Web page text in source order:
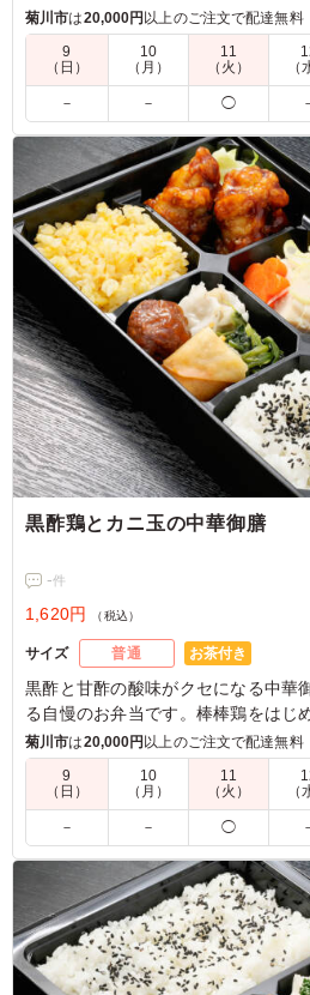
もにお召し上がりください。
※焼肉は火を通してご提供をいたし
菊川市は20,000円以上のご注文で配達無料
9
（日）
10
（月）
11
（火）
（
－ － ◯
黒酢鶏とカニ玉の中華御膳
-件
1,620円 （税込）
サイズ 普通 お茶付き
黒酢と甘酢の酸味がクセになる中華
る自慢のお弁当です。棒棒鶏をはじ
お召し上がりください。
菊川市は20,000円 以上のご注文で配達無料
9
（日）
10
（月）
11
（火）
（
－ － ◯